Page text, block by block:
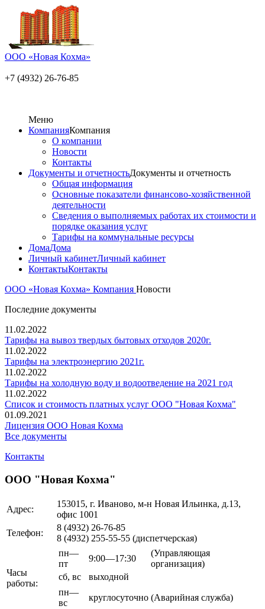
ООО «Новая Кохма»
+7 (4932) 26-76-85
Меню
КомпанияКомпания
О компании
Новости
Контакты
Документы и отчетностьДокументы и отчетность
Общая информация
Основные показатели финансово-хозяйственной
деятельности
Сведения о выполняемых работах их стоимости и
порядке оказания услуг
Тарифы на коммунальные ресурсы
ДомаДома
Личный кабинетЛичный кабинет
КонтактыКонтакты
ООО «Новая Кохма» Компания Новости
Последние документы
11.02.2022
Тарифы на вывоз твердых бытовых отходов 2020г.
11.02.2022
Тарифы на электроэнергию 2021г.
11.02.2022
Тарифы на холодную воду и водоотведение на 2021 год
11.02.2022
Список и стоимость платных услуг ООО "Новая Кохма"
01.09.2021
Лицензия ООО Новая Кохма
Все документы
Контакты
ООО "Новая Кохма"
Адрес:
153015, г. Иваново, м-н Новая Ильинка, д.13,
офис 1001
Телефон:
8 (4932) 26-76-85
8 (4932) 255-55-55 (диспетчерская)
Часы
работы:
пн—
пт
9:00—17:30
(Управляющая
организация)
сб, вс
выходной
пн—
вс
круглосуточно (Аварийная служба)